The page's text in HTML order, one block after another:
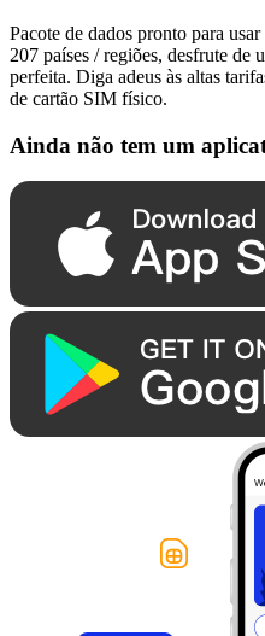
Pacote de dados pronto para
207 países / regiões, desfrute de
perfeita. Diga adeus às altas
de cartão SIM físico.
Ainda não tem um